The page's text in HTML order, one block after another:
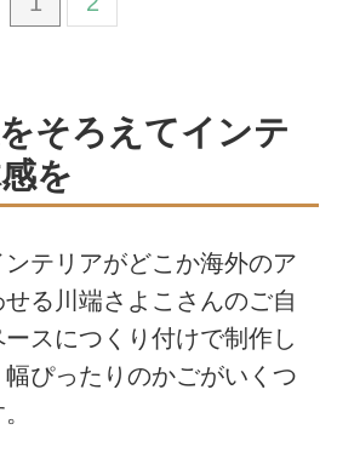
そろえてインテ
を
テリアがどこか海外のア
る川端さよこさんのご自
スにつくり付けで制作し
ぴったりのかごがいくつ